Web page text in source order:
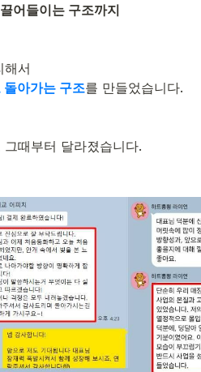
어들이는 구조까지
해서
아가는 구조를 만들었습니다.
그때부터 달라졌습니다.